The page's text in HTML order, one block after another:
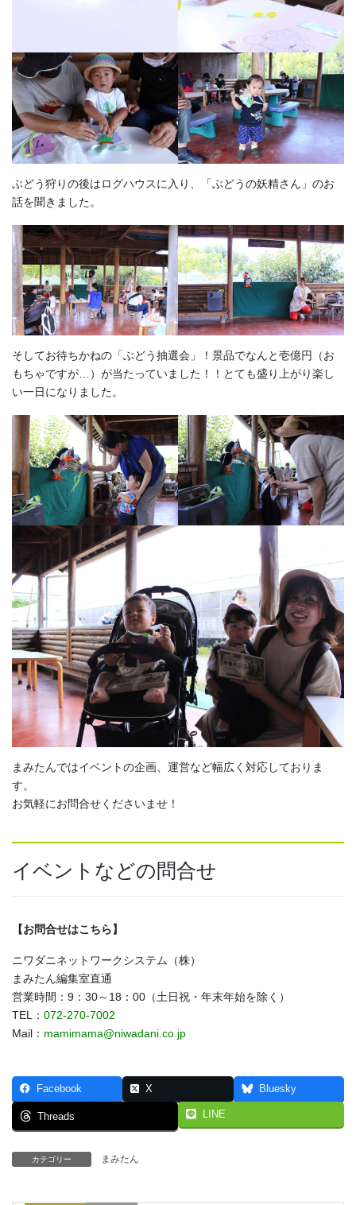
ぶどう狩りの後はログハウスに入り、「ぶどうの妖精さん」のお
話を聞きました。
そしてお待ちかねの「ぶどう抽選会」！景品でなんと壱億円（お
もちゃですが…）が当たっていました！！とても盛り上がり楽し
い一日になりました。
まみたんではイベントの企画、運営など幅広く対応しておりま
す。
お気軽にお問合せくださいませ！
イベントなどの問合せ
【お問合せはこちら】
ニワダニネットワークシステム（株）
まみたん編集室直通
営業時間：9：30～18：00（土日祝・年末年始を除く）
TEL： 072-270-7002
Mail： mamimama@niwadani.co.jp
Facebook X Bluesky
Threads LINE
カテゴリー まみたん